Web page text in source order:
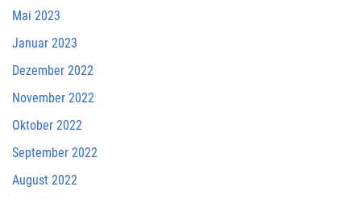
Mai 2023
Januar 2023
Dezember 2022
November 2022
Oktober 2022
September 2022
August 2022